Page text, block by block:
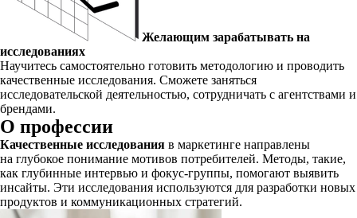
Желающим зарабатывать на
исследованиях
Научитесь самостоятельно готовить методологию и проводить
качественные исследования. Сможете заняться
исследовательской деятельностью, сотрудничать с агентствами и
брендами.
О профессии
Качественные исследования в маркетинге направлены
на глубокое понимание мотивов потребителей. Методы, такие,
как глубинные интервью и фокус-группы, помогают выявить
инсайты. Эти исследования используются для разработки новых
продуктов и коммуникационных стратегий.